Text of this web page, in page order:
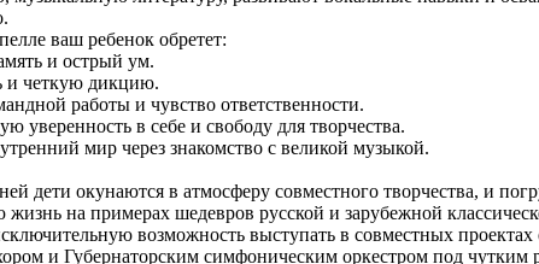
ваш ребенок обретет:
и острый ум.
и четкую дикцию.
работы и чувство ответственности.
уверенность в себе и свободу для творчества.
мир через знакомство с великой музыкой.
дети окунаются в атмосферу совместного творчества, и
жизнь на примерах шедевров русской и зарубежной
возможность выступать в совместных
и Губернаторским симфоническим оркестром под чутким